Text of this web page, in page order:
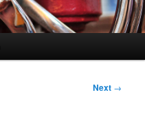
Next →